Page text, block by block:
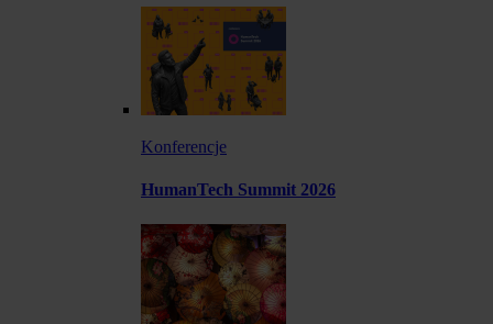
Konferencje
HumanTech Summit 2026